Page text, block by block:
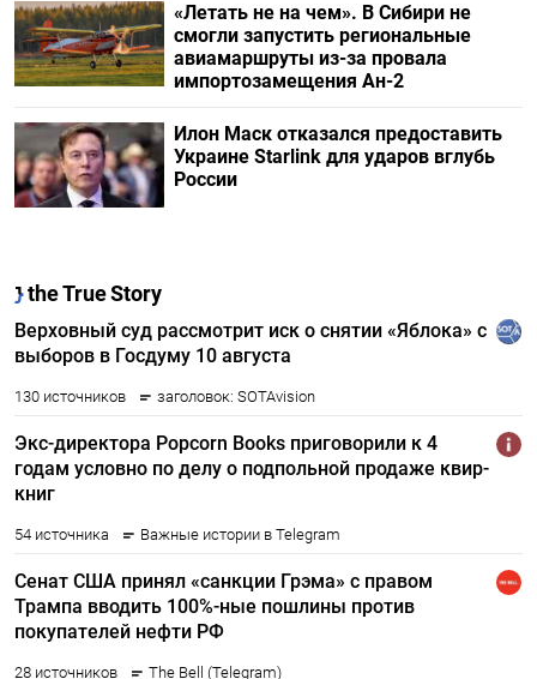
«Летать не на чем». В Сибири не
смогли запустить региональные
авиамаршруты из-за провала
импортозамещения Ан-2
Илон Маск отказался предоставить
Украине Starlink для ударов вглубь
России